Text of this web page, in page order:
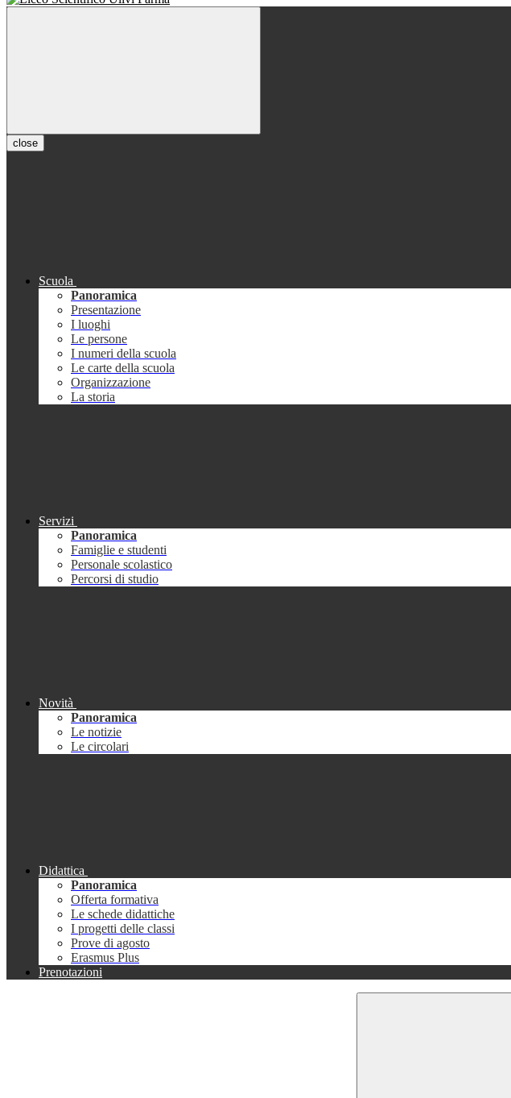
close
Scuola
Panoramica
Presentazione
I luoghi
Le persone
I numeri della scuola
Le carte della scuola
Organizzazione
La storia
Servizi
Panoramica
Famiglie e studenti
Personale scolastico
Percorsi di studio
Novità
Panoramica
Le notizie
Le circolari
Didattica
Panoramica
Offerta formativa
Le schede didattiche
I progetti delle classi
Prove di agosto
Erasmus Plus
Prenotazioni